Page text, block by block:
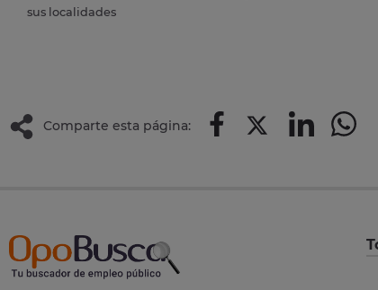
sus localidades
Comparte esta página: